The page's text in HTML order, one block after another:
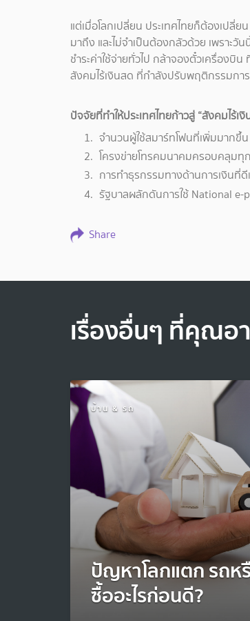
แต่เมื่อโลกเปลี่ยน ประเทศไทยก็ต้องเปลี่
มาถึง และไม่จำเป็นต้องกลัวด้วย เพราะ
ชำระค่าใช้จ่ายทั่วไป กล้าจองตั๋วเครื่องบิ
สังคมไร้เงินสด ที่กำลังปรับพฤติกรรมกา
ปัจจัยที่ทำให้ประเทศไทยก้าวสู่ “สังคมไร้เงิ
จำนวนผู้ใช้สมาร์ทโฟนที่เพิ่มมากขึ้น
โครงข่ายโทรคมนาคมครอบคลุม
การทำธุรกรรมทางด้านการเงินที่ดี
รัฐบาลผลักดันการใช้ National e-
Share
เรื่องอื่นๆ ที่คุณอ
บ้าน & รถ
ปัญหาโลกแตก รถห
ซื้ออะไรก่อนดี?